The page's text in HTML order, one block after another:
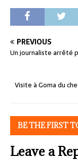
PREVIOUS
Un journaliste arrêté
Visite à Goma du
BE THE FIRST
Leave a